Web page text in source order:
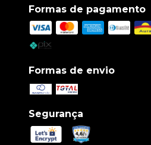
Formas de pagamento
Formas de envio
Segurança